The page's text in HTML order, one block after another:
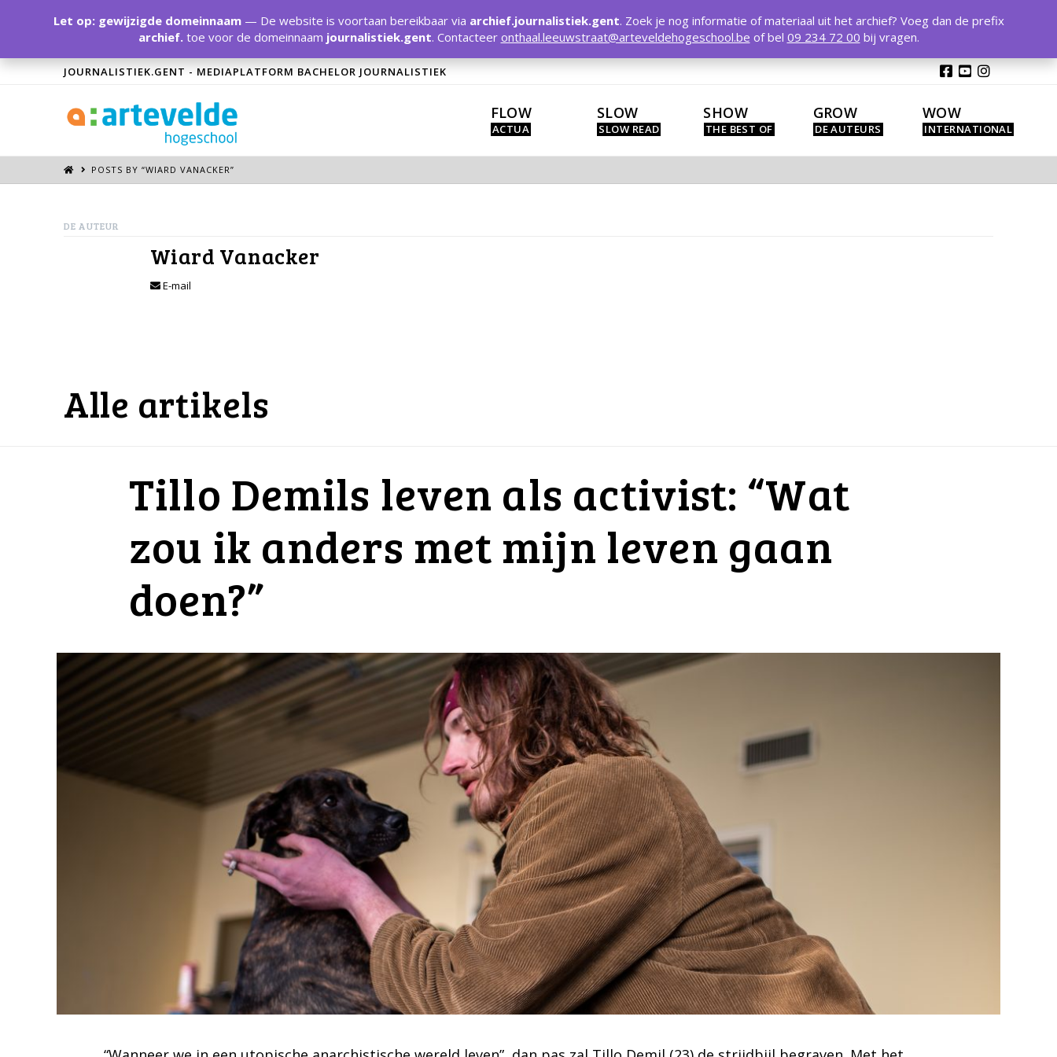
JOURNALISTIEK.GENT - MEDIAPLATFORM BACHELOR JOURNALISTIEK
FLOW SLOW SHOW GROW WOW
POSTS BY “WIARD VANACKER”
DE AUTEUR
Wiard Vanacker
E-mail
Alle artikels
Tillo Demils leven als activist: “Wat
zou ik anders met mijn leven gaan
doen?”
Let op: gewijzigde domeinnaam— De website is voortaan bereikbaar via archief.journalistiek.gent. Zoek je nog informatie of materiaal uit het archief? Voeg dan de prefix
archief.toe voor de domeinnaam journalistiek.gent. Contacteer onthaal.leeuwstraat@arteveldehogeschool.be of bel 09 234 72 00 bij vragen.